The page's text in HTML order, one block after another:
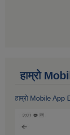
हाम्राे
हाम्राे Mobile App